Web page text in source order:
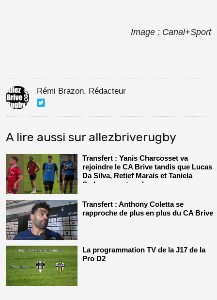
Image : Canal+Sport
Rémi Brazon, Rédacteur
A lire aussi sur allezbriverugby
Transfert : Yanis Charcosset va
rejoindre le CA Brive tandis que Lucas
Da Silva, Retief Marais et Taniela
Sadrugu vont prolonger
Transfert : Anthony Coletta se
rapproche de plus en plus du CA Brive
La programmation TV de la J17 de la
Pro D2